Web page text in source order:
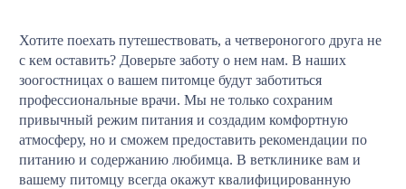
Хотите поехать путешествовать, а четвероногого друга не
с кем оставить? Доверьте заботу о нем нам. В наших
зоогостницах о вашем питомце будут заботиться
профессиональные врачи. Мы не только сохраним
привычный режим питания и создадим комфортную
атмосферу, но и сможем предоставить рекомендации по
питанию и содержанию любимца. В ветклинике вам и
вашему питомцу всегда окажут квалифицированную